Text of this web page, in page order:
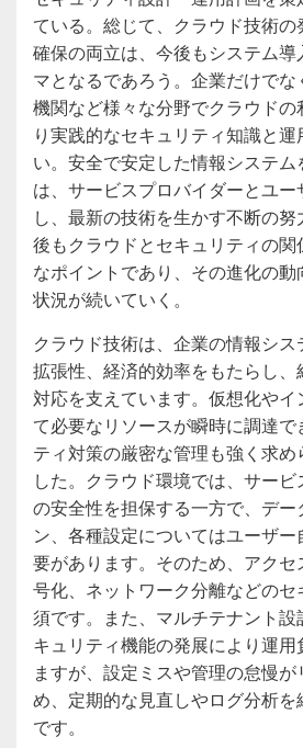
ている。総じて、クラウド技術の
確保の両立は、今後もシステム
マとなるであろう。企業だけで
機関など様々な分野でクラウドの
り実践的なセキュリティ知識と
い。安全で安定した情報システ
は、サービスプロバイダーとユ
し、最新の技術を生かす不断の
後もクラウドとセキュリティの
なポイントであり、その進化の
状況が続いていく。
クラウド技術は、企業の情報シ
拡張性、経済的効率をもたらし
対応を支えています。仮想化や
て必要なリソースが瞬時に調達で
ティ対策の厳密な管理も強く求め
した。クラウド環境では、サー
の安全性を担保する一方で、デー
ン、各種設定についてはユーザ
要があります。そのため、アク
号化、ネットワーク分離などの
須です。また、マルチテナント
キュリティ機能の発展により運
ますが、設定ミスや管理の怠慢
め、定期的な見直しやログ分析を
です。